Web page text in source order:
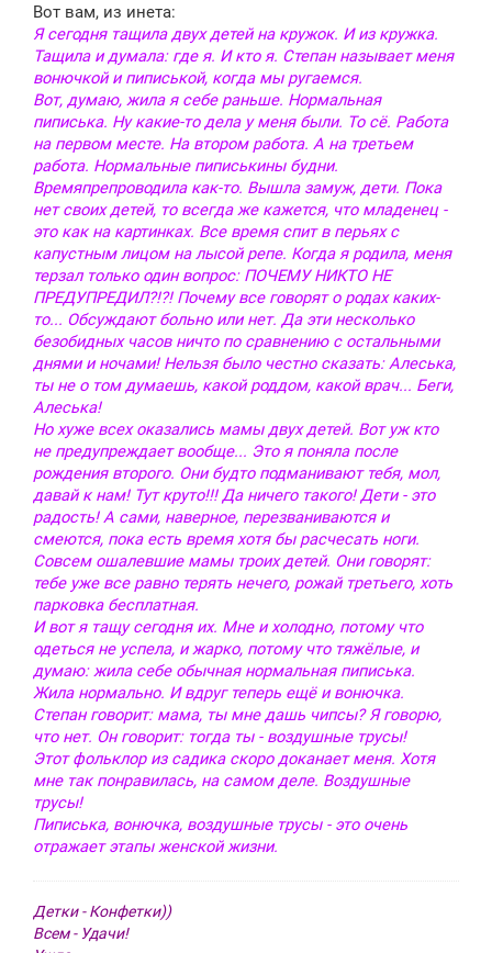
б
щ
н
и
Вот вам, из инета:
Я сегодня тащила двух детей на кружок. И из кружка.
Тащила и думала: где я. И кто я. Степан называет меня
вонючкой и пиписькой, когда мы ругаемся.
Вот, думаю, жила я себе раньше. Нормальная
пиписька. Ну какие-то дела у меня были. То сё. Работа
на первом месте. На втором работа. А на третьем
работа. Нормальные пиписькины будни.
Времяпрепроводила как-то. Вышла замуж, дети. Пока
нет своих детей, то всегда же кажется, что младенец -
это как на картинках. Все время спит в перьях с
капустным лицом на лысой репе. Когда я родила, меня
терзал только один вопрос: ПОЧЕМУ НИКТО НЕ
ПРЕДУПРЕДИЛ?!?! Почему все говорят о родах каких-
то... Обсуждают больно или нет. Да эти несколько
безобидных часов ничто по сравнению с остальными
днями и ночами! Нельзя было честно сказать: Алеська,
ты не о том думаешь, какой роддом, какой врач... Беги,
Алеська!
Но хуже всех оказались мамы двух детей. Вот уж кто
не предупреждает вообще... Это я поняла после
рождения второго. Они будто подманивают тебя, мол,
давай к нам! Тут круто!!! Да ничего такого! Дети - это
радость! А сами, наверное, перезваниваются и
смеются, пока есть время хотя бы расчесать ноги.
Совсем ошалевшие мамы троих детей. Они говорят:
тебе уже все равно терять нечего, рожай третьего, хоть
парковка бесплатная.
И вот я тащу сегодня их. Мне и холодно, потому что
одеться не успела, и жарко, потому что тяжёлые, и
думаю: жила себе обычная нормальная пиписька.
Жила нормально. И вдруг теперь ещё и вонючка.
Степан говорит: мама, ты мне дашь чипсы? Я говорю,
что нет. Он говорит: тогда ты - воздушные трусы!
Этот фольклор из садика скоро доканает меня. Хотя
мне так понравилась, на самом деле. Воздушные
трусы!
Пиписька, вонючка, воздушные трусы - это очень
отражает этапы женской жизни.
Детки - Конфетки))
Всем - Удачи!